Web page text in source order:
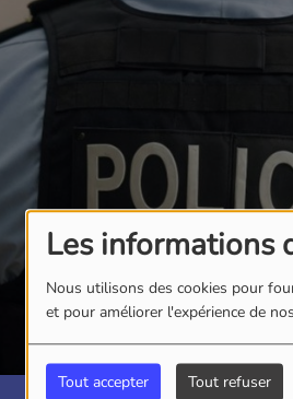
Les informations
Nous utilisons des cookies pour
et pour améliorer l'expérience de
Tout accepter Tout refuser